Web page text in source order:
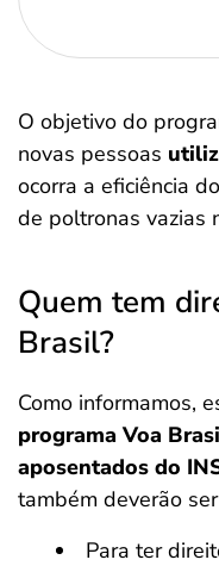
O objetivo do
novas pessoas
ocorra a eficiência
de poltronas vazias
Quem tem
Brasil?
Como informamos,
programa Voa
aposentados do
também deverão
Para ter